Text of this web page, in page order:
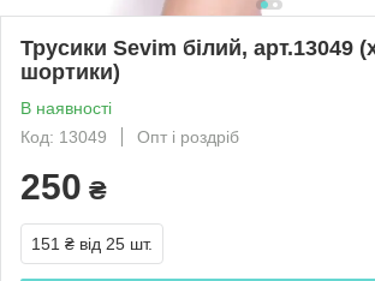
Трусики Sevim білий, арт.13049
шортики)
В наявності
Код: 13049
Опт і роздріб
250 ₴
151 ₴ від 25 шт.